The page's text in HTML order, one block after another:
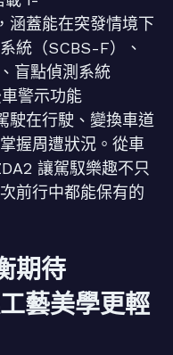
涵蓋能在突發情境下
統（SCBS-F）、
盲點偵測系統
警示功能
駛在行駛、變換車道
握周遭狀況。從車
讓駕馭樂趣不只
前行中都能保有的
期待
藝美學更輕